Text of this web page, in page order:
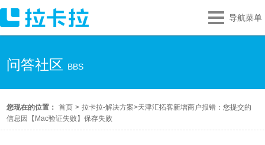
导航菜单
问答社区 BBS
您现在的位置： 首页 > 拉卡拉-解决方案>天津汇拓客新增商户报错：您提交的
信息因【Mac验证失败】保存失败